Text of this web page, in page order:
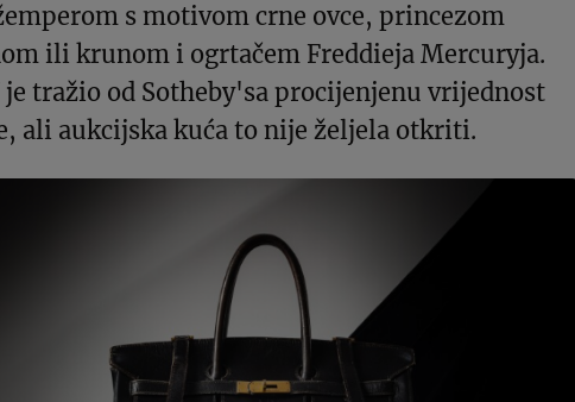
s motivom crne ovce, princezom
ili krunom i ogrtačem Freddieja Mercuryja.
je tražio od Sotheby'sa procijenjenu vrijednost
ali aukcijska kuća to nije željela otkriti.